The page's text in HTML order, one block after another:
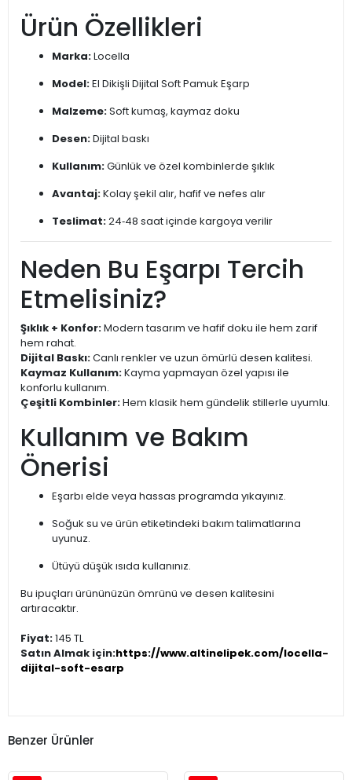
Ürün Özellikleri
Marka:Locella
Model:El Dikişli Dijital Soft Pamuk Eşarp
Malzeme:Soft kumaş, kaymaz doku
Desen:Dijital baskı
Kullanım:Günlük ve özel kombinlerde şıklık
Avantaj:Kolay şekil alır, hafif ve nefes alır
Teslimat:24‑48 saat içinde kargoya verilir
Neden Bu Eşarpı Tercih
Etmelisiniz?
Şıklık + Konfor:Modern tasarım ve hafif doku ile hem zarif
hem rahat.
Dijital Baskı:Canlı renkler ve uzun ömürlü desen kalitesi.
Kaymaz Kullanım:Kayma yapmayan özel yapısı ile
konforlu kullanım.
Çeşitli Kombinler:Hem klasik hem gündelik stillerle uyumlu.
Kullanım ve Bakım
Önerisi
Eşarbı elde veya hassas programda yıkayınız.
Soğuk su ve ürün etiketindeki bakım talimatlarına
uyunuz.
Ütüyü düşük ısıda kullanınız.
Bu ipuçları ürününüzün ömrünü ve desen kalitesini
artıracaktır.
Fiyat:145 TL
Satın Almak için:https://www.altinelipek.com/locella-
dijital-soft-esarp
Benzer Ürünler